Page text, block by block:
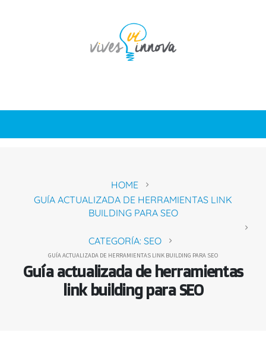
HOME
GUÍA ACTUALIZADA DE HERRAMIENTAS LINK
BUILDING PARA SEO
CATEGORÍA: SEO
GUÍA ACTUALIZADA DE HERRAMIENTAS LINK BUILDING PARA SEO
Guía actualizada de herramientas
link building para SEO